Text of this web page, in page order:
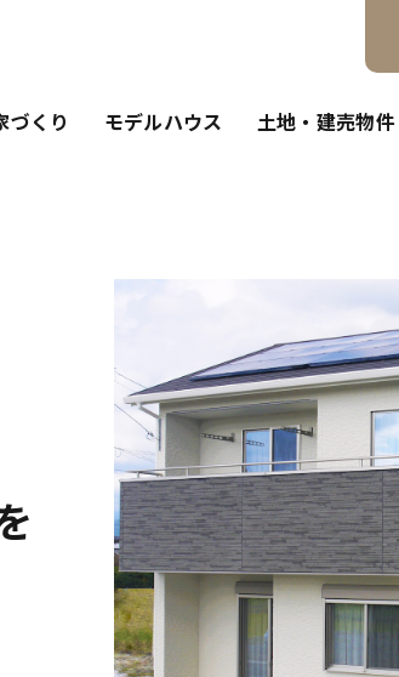
づくり モデルハウス 土地・建売物件